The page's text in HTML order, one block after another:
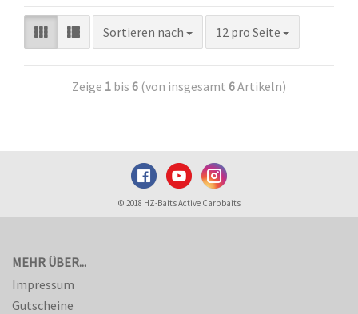
Sortieren nach 12 pro Seite
Zeige 1 bis 6 (von insgesamt 6Artikeln)
© 2018 HZ-Baits Active Carpbaits
MEHR ÜBER...
Impressum
Gutscheine